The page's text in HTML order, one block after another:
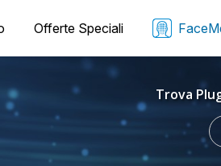
Offerte Speciali
Trova